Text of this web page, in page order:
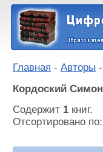
Главная - Авторы -
Кордоский Симон
Содержит 1 книг.
Отсортировано по: